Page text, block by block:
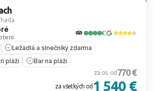
Ležadlá a slnečníky zdarma
pláži
Bar na pláži
za os. od 770 €
za všetkých od 1 540 €